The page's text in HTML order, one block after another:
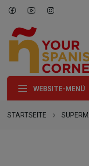
WEBSITE-MENÜ
STARTSEITE